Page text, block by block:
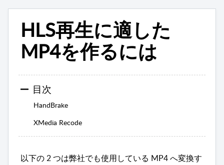
HLS再生に適した
MP4を作るには
目次
HandBrake
XMedia Recode
以下の 2 つは弊社でも使用している MP4 へ変換す